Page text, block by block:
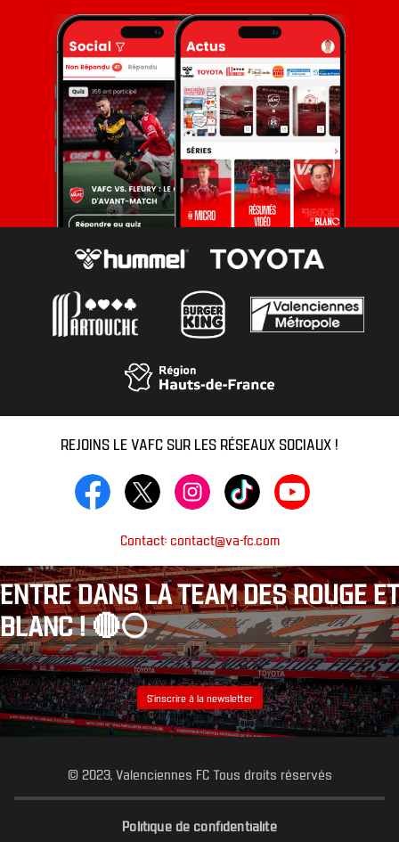
REJOINS LE VAFC SUR LES RÉSEAUX SOCIAUX !
Contact: contact@va-fc.com
ENTRE DANS LA TEAM DES ROUGE ET
BLANC ! 🔴⚪️
S’inscrire à la newsletter
© 2023, Valenciennes FC Tous droits réservés
Politique de confidentialité